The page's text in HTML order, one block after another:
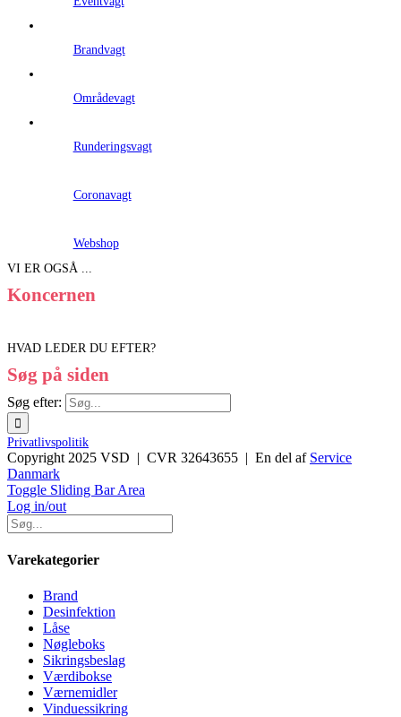
Brandvagt
Områdevagt
Runderingsvagt
Coronavagt
Webshop
VI ER OGSÅ ...
Koncernen
HVAD LEDER DU EFTER?
Søg på siden
Søg efter:
Privatlivspolitik
Copyright 2025 VSD | CVR 32643655 | En del af Service
Danmark
Toggle Sliding Bar Area
Log in/out
Varekategorier
Brand
Desinfektion
Låse
Nøgleboks
Sikringsbeslag
Værdibokse
Værnemidler
Vinduessikring